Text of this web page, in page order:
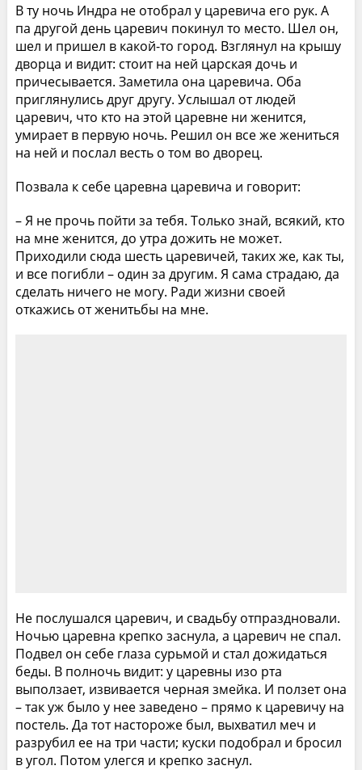
В ту ночь Индра не отобрал у царевича его рук. А
па другой день царевич покинул то место. Шел он,
шел и пришел в какой-то город. Взглянул на крышу
дворца и видит: стоит на ней царская дочь и
причесывается. Заметила она царевича. Оба
приглянулись друг другу. Услышал от людей
царевич, что кто на этой царевне ни женится,
умирает в первую ночь. Решил он все же жениться
на ней и послал весть о том во дворец.
Позвала к себе царевна царевича и говорит:
– Я не прочь пойти за тебя. Только знай, всякий, кто
на мне женится, до утра дожить не может.
Приходили сюда шесть царевичей, таких же, как ты,
и все погибли – один за другим. Я сама страдаю, да
сделать ничего не могу. Ради жизни своей
откажись от женитьбы на мне.
Не послушался царевич, и свадьбу отпраздновали.
Ночью царевна крепко заснула, а царевич не спал.
Подвел он себе глаза сурьмой и стал дожидаться
беды. В полночь видит: у царевны изо рта
выползает, извивается черная змейка. И ползет она
– так уж было у нее заведено – прямо к царевичу на
постель. Да тот настороже был, выхватил меч и
разрубил ее на три части; куски подобрал и бросил
в угол. Потом улегся и крепко заснул.